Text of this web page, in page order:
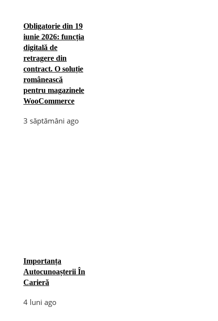
Obligatorie din 19
iunie 2026: funcția
digitală de
retragere din
contract. O soluție
românească
pentru magazinele
WooCommerce
3 săptămâni ago
Importanța
Autocunoașterii În
Carieră
4 luni ago